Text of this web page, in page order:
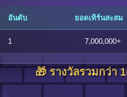
อันดับ ยอดเทิร์นสะสม
1 7,000,000+
🎁 รางวัลรวมกว่า